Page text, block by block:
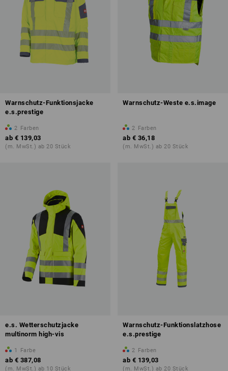
Warnschutz-Funktionsjacke
e.s.prestige
2 Farben
ab € 139,03
(m. MwSt.) ab 20 Stück
Warnschutz-Weste e.s.image
2 Farben
ab € 36,18
(m. MwSt.) ab 20 Stück
e.s. Wetterschutzjacke
multinorm high-vis
1 Farbe
ab € 387,08
(m. MwSt.) ab 10 Stück
Warnschutz-Funktionslatzhose
e.s.prestige
2 Farben
ab € 139,03
(m. MwSt.) ab 20 Stück